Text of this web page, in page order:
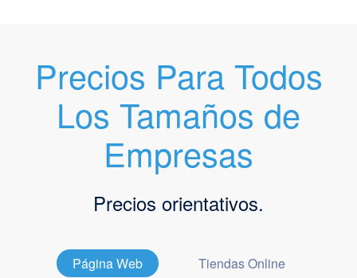
Precios Para Todos
Los Tamaños de
Empresas
Precios orientativos.
Página Web Tiendas Online